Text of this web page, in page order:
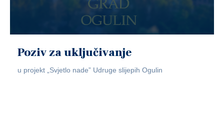
Poziv za uključivanje
u projekt „Svjetlo nade” Udruge slijepih Ogulin